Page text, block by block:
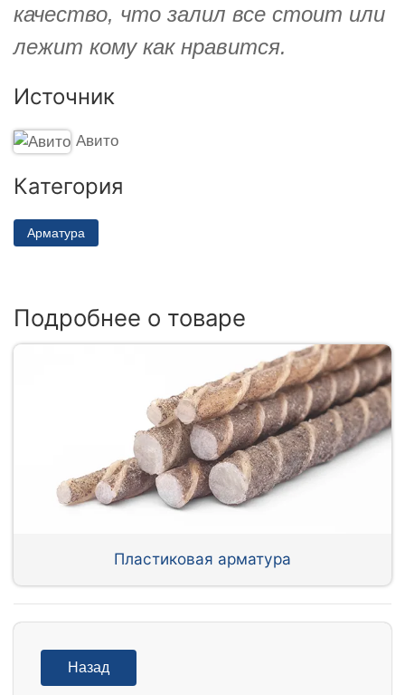
качество, что залил все стоит или
лежит кому как нравится.
Источник
Авито
Категория
Арматура
Подробнее о товаре
Пластиковая арматура
Назад